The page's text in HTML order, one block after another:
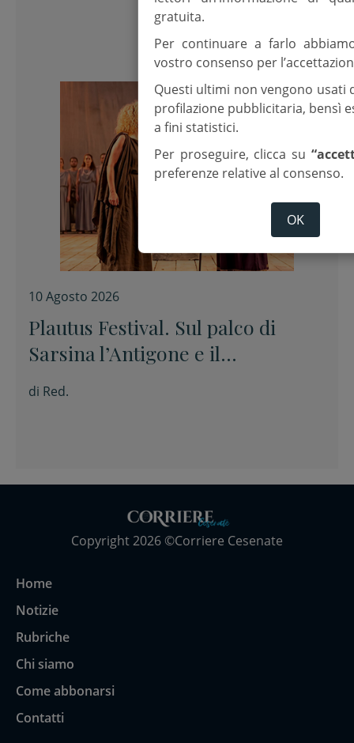
10 Agosto 2026
Plautus Festival. Sul palco di
Sarsina l’Antigone e il
Truculentus
di Red.
Copyright 2026 ©Corriere Cesenate
Home
Notizie
Rubriche
Chi siamo
Come abbonarsi
Contatti
gratuita.
Per continuare a farlo
vostro consenso per
Questi ultimi non vengono usati
profilazione pubblicitaria, bensì
a fini statistici.
Per proseguire, clicca su
preferenze relative al consenso.
OK